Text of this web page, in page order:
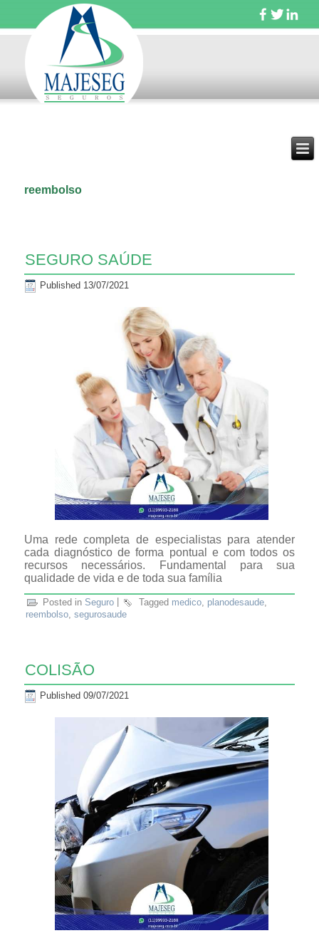
reembolso
SEGURO SAÚDE
Published 13/07/2021
Uma rede completa de especialistas para atender
cada diagnóstico de forma pontual e com todos os
recursos necessários. Fundamental para sua
qualidade de vida e de toda sua família
Posted in Seguro Tagged medico planodesaude
reembolso,segurosaude
COLISÃO
Published 09/07/2021